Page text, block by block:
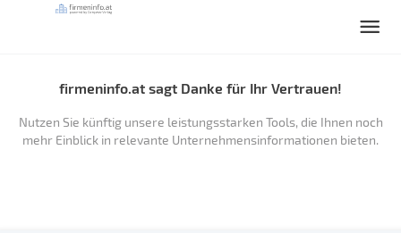
firmeninfo.at sagt Danke für Ihr Vertrauen!
Nutzen Sie künftig unsere leistungsstarken Tools, die Ihnen noch
mehr Einblick in relevante Unternehmensinformationen bieten.